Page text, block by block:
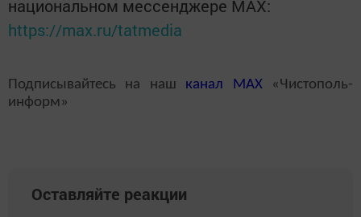
национальном мессенджере MАХ:
https://max.ru/tatmedia
Подписывайтесь на наш канал MAX«Чистополь-
информ»
Оставляйте реакции